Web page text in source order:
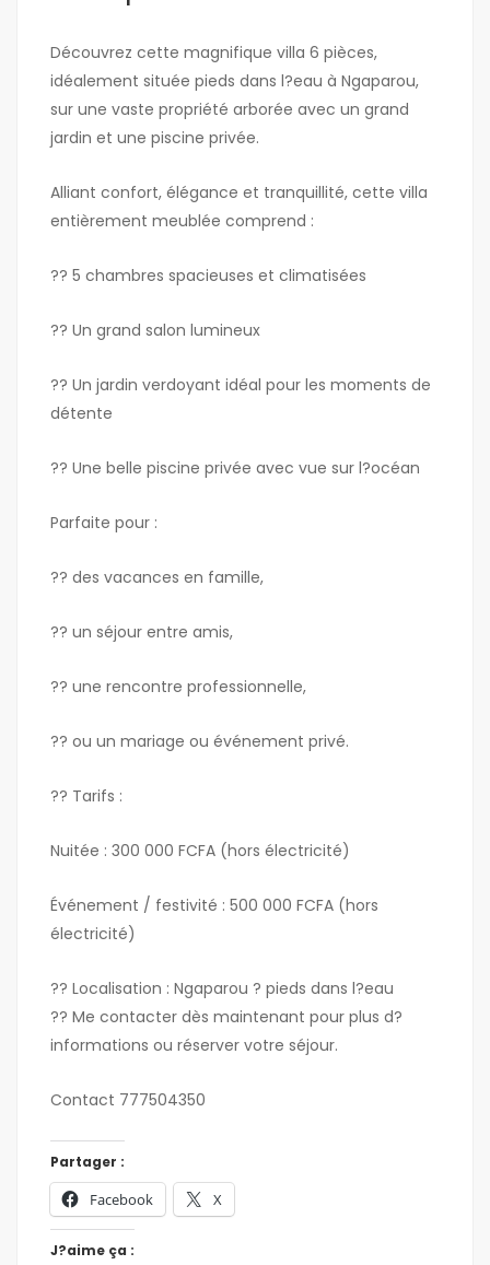
Découvrez cette magnifique villa 6 pièces,
idéalement située pieds dans l?eau à Ngaparou,
sur une vaste propriété arborée avec un grand
jardin et une piscine privée.
Alliant confort, élégance et tranquillité, cette villa
entièrement meublée comprend :
?? 5 chambres spacieuses et climatisées
?? Un grand salon lumineux
?? Un jardin verdoyant idéal pour les moments de
détente
?? Une belle piscine privée avec vue sur l?océan
Parfaite pour :
?? des vacances en famille,
?? un séjour entre amis,
?? une rencontre professionnelle,
?? ou un mariage ou événement privé.
?? Tarifs :
Nuitée : 300 000 FCFA (hors électricité)
Événement / festivité : 500 000 FCFA (hors
électricité)
?? Localisation : Ngaparou ? pieds dans l?eau
?? Me contacter dès maintenant pour plus d?
informations ou réserver votre séjour.
Contact 777504350
Partager :
Facebook X
J?aime ça :